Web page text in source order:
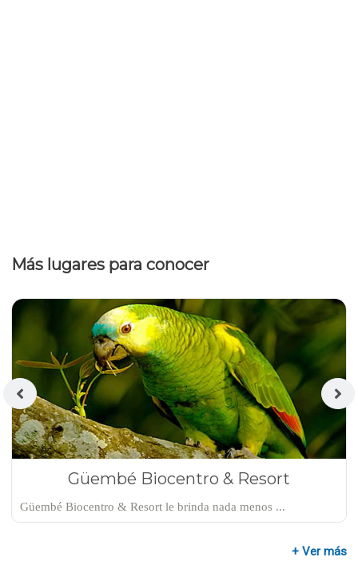
Más lugares para conocer
Güembé Biocentro & Resort
Güembé Biocentro & Resort le brinda nada menos ...
+ Ver más